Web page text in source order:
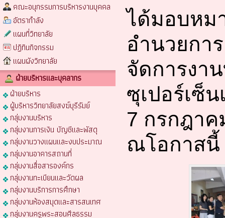
คณะอนุกรรมการบริหารงานบุคคล
อัตรากำลัง
แผนที่วิทยาลัย
ปฏิทินกิจกรรม
แผนผังวิทยาลัย
ฝ่ายบริหารและบุคลากร
ฝ่ายบริหาร
ผู้บริหารวิทยาลัยสงฆ์บุรีรัมย์
กลุ่มงานบริหาร
กลุ่มงานการเงิน บัญชีและพัสดุ
กลุ่มงานวางแผนและงบประมาณ
กลุ่มงานอาคารสถานที่
กลุ่มงานสื่อสารองค์กร
กลุ่มงานทะเบียนและวัดผล
กลุ่มงานบริการการศึกษา
กลุ่มงานห้องสมุดและสารสนเทศ
กลุ่มงานครูพระสอนศีลธรรม
ได้มอบหม
อำนวยกา
จัดการงา
ซุเปอร์เซ็
7 กรกฎา
ณโอกาสนี้